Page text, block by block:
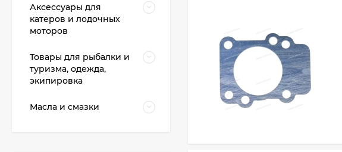
Аксессуары для
катеров и лодочных
моторов
Товары для рыбалки и
туризма, одежда,
экипировка
Масла и смазки